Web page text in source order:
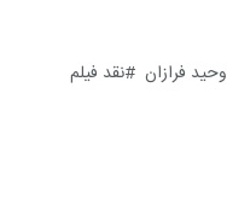
وحید فرازان
نقد فیلم